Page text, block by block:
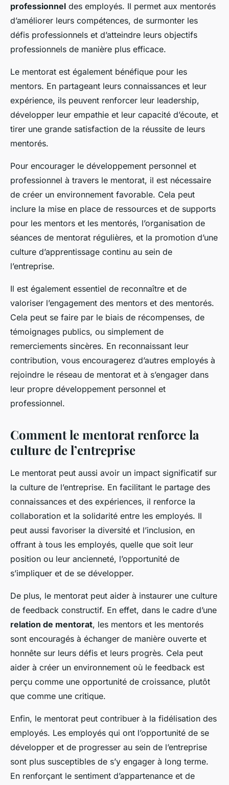
professionnel des employés. Il permet aux mentorés
d’améliorer leurs compétences, de surmonter les
défis professionnels et d’atteindre leurs objectifs
professionnels de manière plus efficace.
Le mentorat est également bénéfique pour les
mentors. En partageant leurs connaissances et leur
expérience, ils peuvent renforcer leur leadership,
développer leur empathie et leur capacité d’écoute, et
tirer une grande satisfaction de la réussite de leurs
mentorés.
Pour encourager le développement personnel et
professionnel à travers le mentorat, il est nécessaire
de créer un environnement favorable. Cela peut
inclure la mise en place de ressources et de supports
pour les mentors et les mentorés, l’organisation de
séances de mentorat régulières, et la promotion d’une
culture d’apprentissage continu au sein de
l’entreprise.
Il est également essentiel de reconnaître et de
valoriser l’engagement des mentors et des mentorés.
Cela peut se faire par le biais de récompenses, de
témoignages publics, ou simplement de
remerciements sincères. En reconnaissant leur
contribution, vous encouragerez d’autres employés à
rejoindre le réseau de mentorat et à s’engager dans
leur propre développement personnel et
professionnel.
Comment le mentorat renforce la
culture de l’entreprise
Le mentorat peut aussi avoir un impact significatif sur
la culture de l’entreprise. En facilitant le partage des
connaissances et des expériences, il renforce la
collaboration et la solidarité entre les employés. Il
peut aussi favoriser la diversité et l’inclusion, en
offrant à tous les employés, quelle que soit leur
position ou leur ancienneté, l’opportunité de
s’impliquer et de se développer.
De plus, le mentorat peut aider à instaurer une culture
de feedback constructif. En effet, dans le cadre d’une
relation de mentorat, les mentors et les mentorés
sont encouragés à échanger de manière ouverte et
honnête sur leurs défis et leurs progrès. Cela peut
aider à créer un environnement où le feedback est
perçu comme une opportunité de croissance, plutôt
que comme une critique.
Enfin, le mentorat peut contribuer à la fidélisation des
employés. Les employés qui ont l’opportunité de se
développer et de progresser au sein de l’entreprise
sont plus susceptibles de s’y engager à long terme.
En renforçant le sentiment d’appartenance et de